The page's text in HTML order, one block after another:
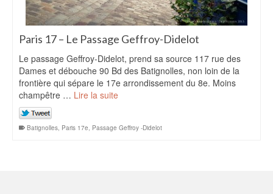
Paris 17 – Le Passage Geffroy-Didelot
Le passage Geffroy-Didelot, prend sa source 117 rue des
Dames et débouche 90 Bd des Batignolles, non loin de la
frontière qui sépare le 17e arrondissement du 8e. Moins
champêtre … Lire la suite
Batignolles, Paris 17e, Passage Geffroy -Didelot